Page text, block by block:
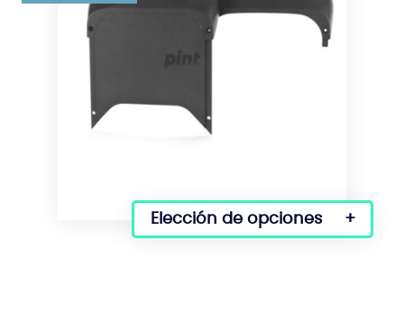
Elección de opciones